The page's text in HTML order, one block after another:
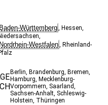
Baden-Württemberg, Hessen,
,
Nordrhein-Westfalen, Rheinland-
Berlin, Brandenburg, Bremen,
Hamburg, Mecklenburg-
Vorpommern, Saarland,
Sachsen-Anhalt, Schleswig-
Holstein, Thüringen